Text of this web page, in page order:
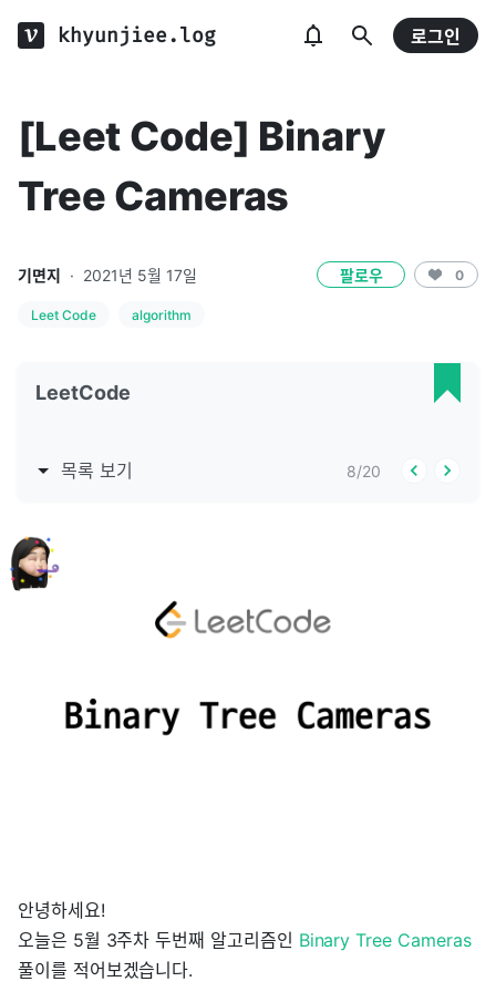
khyunjiee.log 로그인
[Leet Code] Binary
Tree Cameras
기면지 · 2021년 5월 17일 팔로우 0
Leet Code algorithm
LeetCode
목록 보기 8/20
안녕하세요!
오늘은 5월 3주차 두번째 알고리즘인 Binary Tree Cameras
풀이를 적어보겠습니다.